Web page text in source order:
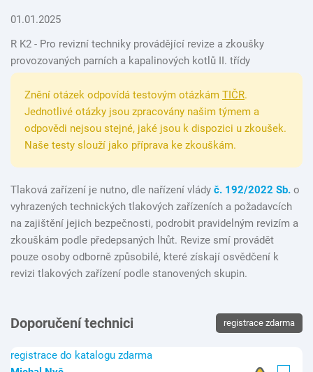
01.01.2025
R K2 - Pro revizní techniky provádějící revize a zkoušky
provozovaných parních a kapalinových kotlů II. třídy
Znění otázek odpovídá testovým otázkám TIČR.
Jednotlivé otázky jsou zpracovány našim týmem a
odpovědi nejsou stejné, jaké jsou k dispozici u zkoušek.
Naše testy slouží jako příprava ke zkouškám.
Tlaková zařízení je nutno, dle nařízení vlády č. 192/2022 Sb. o
vyhrazených technických tlakových zařízeních a požadavcích
na zajištění jejich bezpečnosti, podrobit pravidelným revizím a
zkouškám podle předepsaných lhůt. Revize smí provádět
pouze osoby odborně způsobilé, které získají osvědčení k
revizi tlakových zařízení podle stanovených skupin.
Doporučení technici registrace zdarma
registrace do katalogu zdarma